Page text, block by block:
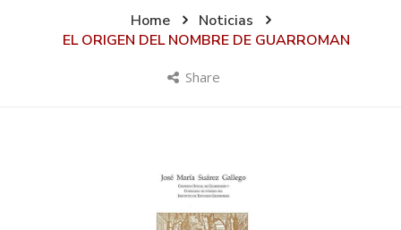
Home
Noticias
EL ORIGEN DEL NOMBRE DE GUARROMAN
Share